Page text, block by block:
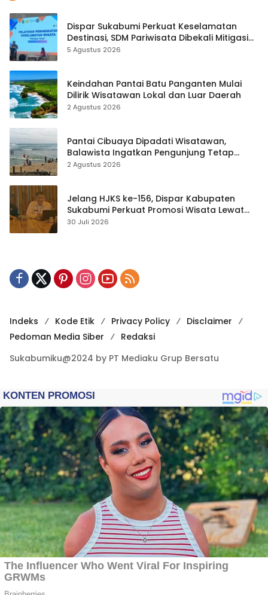
Dispar Sukabumi Perkuat Keselamatan
Destinasi, SDM Pariwisata Dibekali Mitigasi
hingga Teknik Evakuasi
5 Agustus 2026
Keindahan Pantai Batu Panganten Mulai
Dilirik Wisatawan Lokal dan Luar Daerah
2 Agustus 2026
Pantai Cibuaya Dipadati Wisatawan,
Balawista Ingatkan Pengunjung Tetap
Waspada
2 Agustus 2026
Jelang HJKS ke-156, Dispar Kabupaten
Sukabumi Perkuat Promosi Wisata Lewat
Publikasi Digital
30 Juli 2026
Indeks Kode Etik Privacy Policy
Disclaimer
Pedoman Media Siber
Redaksi
Sukabumiku@2024 by PT Mediaku Grup Bersatu